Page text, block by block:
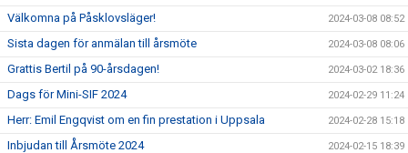
Välkomna på Påsklovsläger! 2024-03-08 08:52
Sista dagen för anmälan till årsmöte 2024-03-08 08:06
Grattis Bertil på 90-årsdagen! 2024-03-02 18:36
Dags för Mini-SIF 2024 2024-02-29 11:24
Herr: Emil Engqvist om en fin prestation i Uppsala 2024-02-28 15:18
Inbjudan till Årsmöte 2024 2024-02-15 18:39